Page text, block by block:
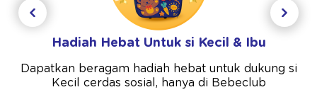
Hadiah Hebat Untuk si Kecil & Ibu
Dapatkan beragam hadiah hebat untuk dukung si
Kecil cerdas sosial, hanya di Bebeclub